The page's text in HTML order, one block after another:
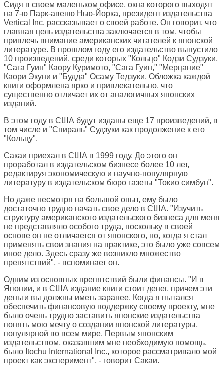
Сидя в своем маленьком офисе, окна которого выходят
на 7-ю Парк-авеню Нью-Йорка, президент издательства
Vertical Inc. рассказывает о своей работе. Он говорит, что
главная цель издательства заключается в том, чтобы
привлечь внимание американских читателей к японской
литературе. В прошлом году его издательство выпустило
10 произведений, среди которых "Кольцо" Кодзи Судзуки,
"Сага Гуин" Каору Куримото, "Сага Гуин," "Мерцание"
Каори Экуни и "Будда" Осаму Тедзуки. Обложка каждой
книги оформлена ярко и привлекательно, что
существенно отличает их от аналогичных японских
изданий.
В этом году в США будут изданы еще 17 произведений, в
том числе и "Спираль" Судзуки как продолжение к его
"Кольцу".
Сакаи приехал в США в 1999 году. До этого он
проработал в издательском бизнесе более 10 лет,
редактируя экономическую и научно-популярную
литературу в издательском бюро газеты "Токио симбун".
Но даже несмотря на большой опыт, ему было
достаточно трудно начать свое дело в США. "Изучить
структуру американского издательского бизнеса для меня
не представляло особого труда, поскольку в своей
основе он не отличается от японского, но, когда я стал
применять свои знания на практике, это было уже совсем
иное дело. Здесь сразу же возникло множество
препятствий", - вспоминает он.
Одним из основных препятствий были финансы. "И в
Японии, и в США издание книги стоит денег, причем эти
деньги вы должны иметь заранее. Когда я пытался
обеспечить финансовую поддержку своему проекту, мне
было очень трудно заставить японские издательства
понять мою мечту о создании японской литературы,
популярной во всем мире. Первым японским
издательством, оказавшим мне необходимую помощь,
было Itochu International Inc., которое рассматривало мой
проект как эксперимент", - говорит Сакаи.